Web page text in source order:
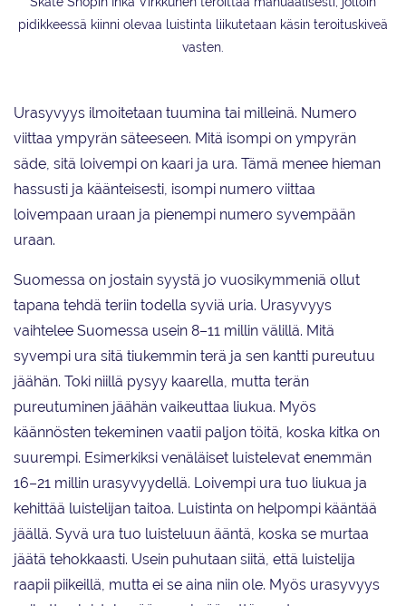
pidikkeessä kiinni olevaa luistinta liikutetaan käsin teroituskiveä
vasten.
Urasyvyys ilmoitetaan tuumina tai milleinä. Numero
viittaa ympyrän säteeseen. Mitä isompi on ympyrän
säde, sitä loivempi on kaari ja ura. Tämä menee hieman
hassusti ja käänteisesti, isompi numero viittaa
loivempaan uraan ja pienempi numero syvempään
uraan.
Suomessa on jostain syystä jo vuosikymmeniä ollut
tapana tehdä teriin todella syviä uria. Urasyvyys
vaihtelee Suomessa usein 8–11 millin välillä. Mitä
syvempi ura sitä tiukemmin terä ja sen kantti pureutuu
jäähän. Toki niillä pysyy kaarella, mutta terän
pureutuminen jäähän vaikeuttaa liukua. Myös
käännösten tekeminen vaatii paljon töitä, koska kitka on
suurempi. Esimerkiksi venäläiset luistelevat enemmän
16–21 millin urasyvyydellä. Loivempi ura tuo liukua ja
kehittää luistelijan taitoa. Luistinta on helpompi kääntää
jäällä. Syvä ura tuo luisteluun ääntä, koska se murtaa
jäätä tehokkaasti. Usein puhutaan siitä, että luistelija
raapii piikeillä, mutta ei se aina niin ole. Myös urasyvyys